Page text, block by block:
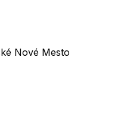
Nové Mesto